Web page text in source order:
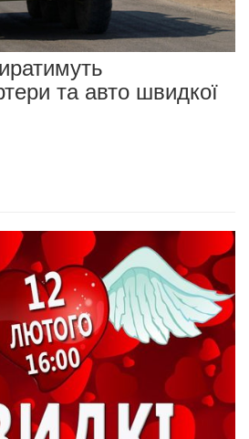
та авто швидкої